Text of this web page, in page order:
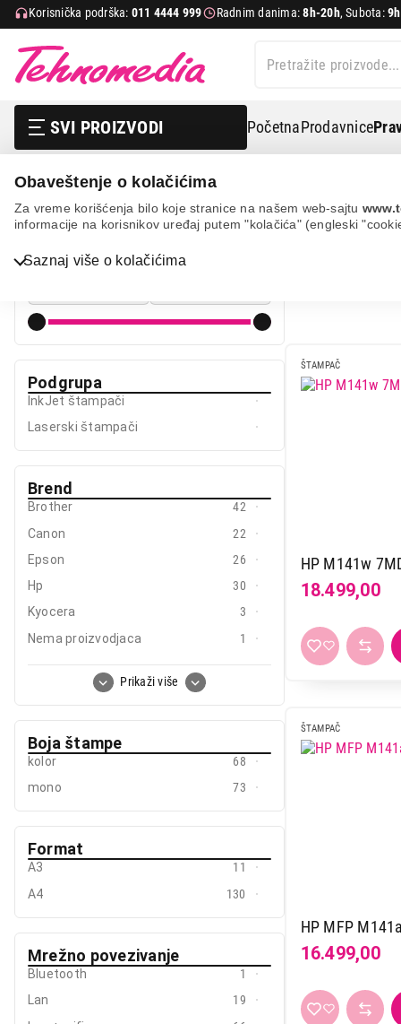
Obaveštenje o kolačićima
Za vreme korišćenja bilo koje stranice na našem web-sajtu
informacije na korisnikov uređaj putem "kolačića" (engleski
Saznaj više o kolačićima
Korisnička podrška: 011 4444 999 Radnim danima:8h-20h, Subota:
SVI PROIZVODI PočetnaProdavnice
TV, audio, video i foto
Mobilni telefoni i tableti
Mali kućni aparati
Grejanje i hlađenje
Sport i putovanje
Vesa
It & gaming Štampači Standardni štampaci
Cena od Cena do
Podgrupa
InkJet štampači
Laserski štampači
Brend
Prikaži više
Brother
42
Canon
22
Epson
26
Hp
30
Kyocera
3
Nema proizvodjaca
1
Pantum
17
Boja štampe
kolor
68
mono
73
Format
A3
11
A4
130
Mrežno povezivanje
Bluetooth
1
Lan
19
ŠTAMPAČI
ŠTAMPAČ
HP M141w
18.499,00
ŠTAMPAČ
HP MFP
16.499,00